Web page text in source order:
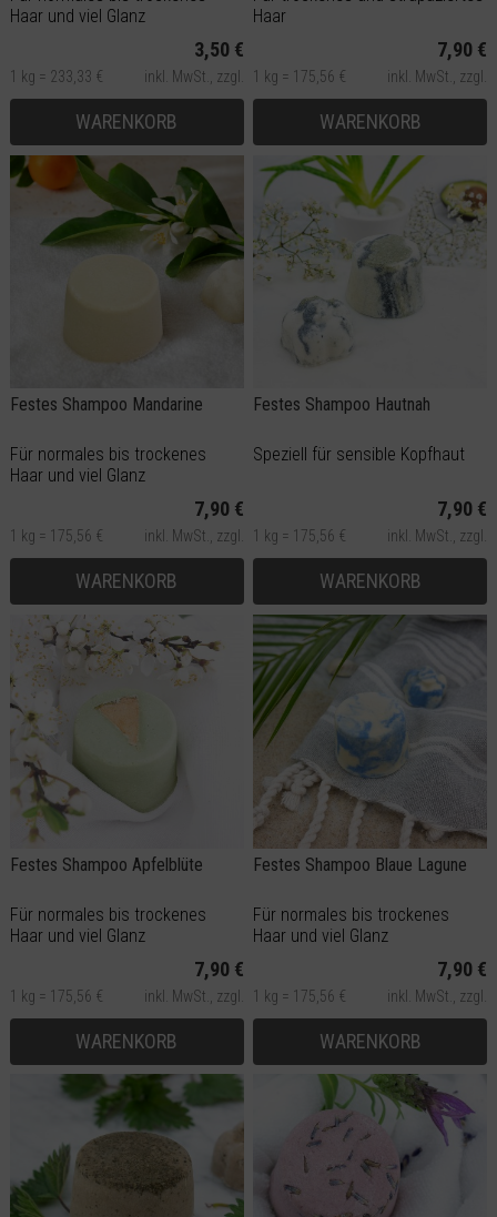
Haar und viel Glanz
3,50 €
1 kg = 233,33 € inkl. MwSt., zzgl.
Versand
WARENKORB
Haar
7,90 €
1 kg = 175,56 € inkl. MwSt., zzgl.
Versand
WARENKORB
Festes Shampoo Mandarine
Für normales bis trockenes
Haar und viel Glanz
7,90 €
1 kg = 175,56 € inkl. MwSt., zzgl.
Versand
WARENKORB
Festes Shampoo Hautnah
Speziell für sensible Kopfhaut
7,90 €
1 kg = 175,56 € inkl. MwSt., zzgl.
Versand
WARENKORB
Festes Shampoo Apfelblüte
Für normales bis trockenes
Haar und viel Glanz
7,90 €
1 kg = 175,56 € inkl. MwSt., zzgl.
Versand
WARENKORB
Festes Shampoo Blaue Lagune
Für normales bis trockenes
Haar und viel Glanz
7,90 €
1 kg = 175,56 € inkl. MwSt., zzgl.
Versand
WARENKORB